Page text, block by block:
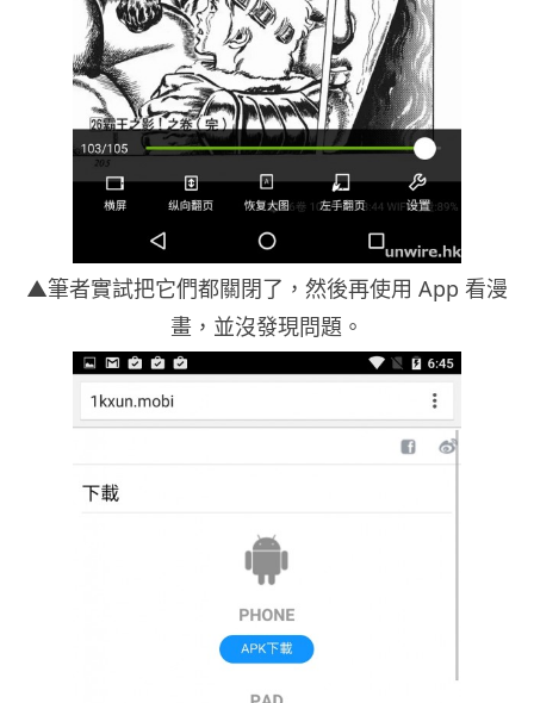
▲筆者實試把它們都關閉了，然後再使用 App 看漫
畫，並沒發現問題。